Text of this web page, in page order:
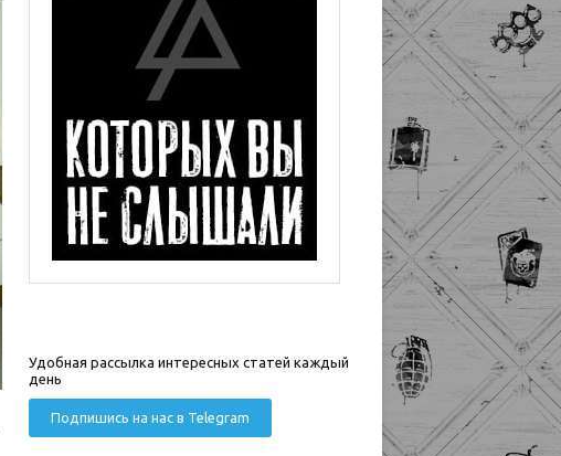
Удобная рассылка интересных статей каждый
день
Подпишись на нас в Telegram